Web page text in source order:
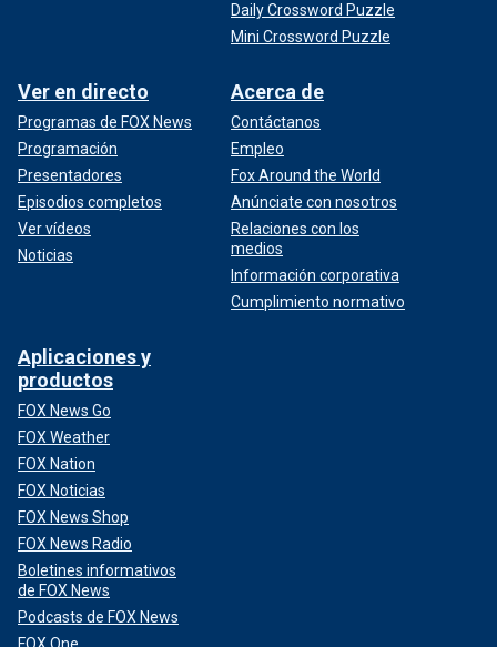
Daily Crossword Puzzle
Mini Crossword Puzzle
Ver en directo
Programas de FOX News
Programación
Presentadores
Episodios completos
Ver vídeos
Noticias
Acerca de
Contáctanos
Empleo
Fox Around the World
Anúnciate con nosotros
Relaciones con los
medios
Información corporativa
Cumplimiento normativo
Aplicaciones y
productos
FOX News Go
FOX Weather
FOX Nation
FOX Noticias
FOX News Shop
FOX News Radio
Boletines informativos
de FOX News
Podcasts de FOX News